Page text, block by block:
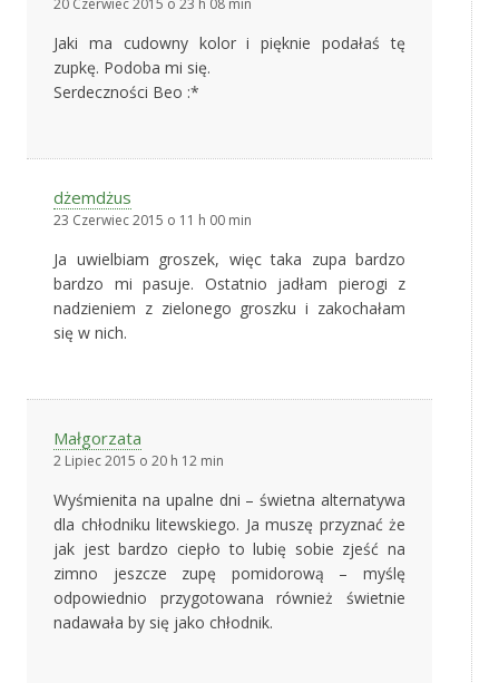
20 Czerwiec 2015 o 23 h 08 min
Jaki ma cudowny kolor i pięknie podałaś tę
zupkę. Podoba mi się.
Serdeczności Beo :*
dżemdżus
23 Czerwiec 2015 o 11 h 00 min
Ja uwielbiam groszek, więc taka zupa bardzo
bardzo mi pasuje. Ostatnio jadłam pierogi z
nadzieniem z zielonego groszku i zakochałam
się w nich.
Małgorzata
2 Lipiec 2015 o 20 h 12 min
Wyśmienita na upalne dni – świetna alternatywa
dla chłodniku litewskiego. Ja muszę przyznać że
jak jest bardzo ciepło to lubię sobie zjeść na
zimno jeszcze zupę pomidorową – myślę
odpowiednio przygotowana również świetnie
nadawała by się jako chłodnik.